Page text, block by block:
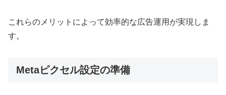
これらのメリットによって効率的な広告運用が実現しま
す。
Metaピクセル設定の準備